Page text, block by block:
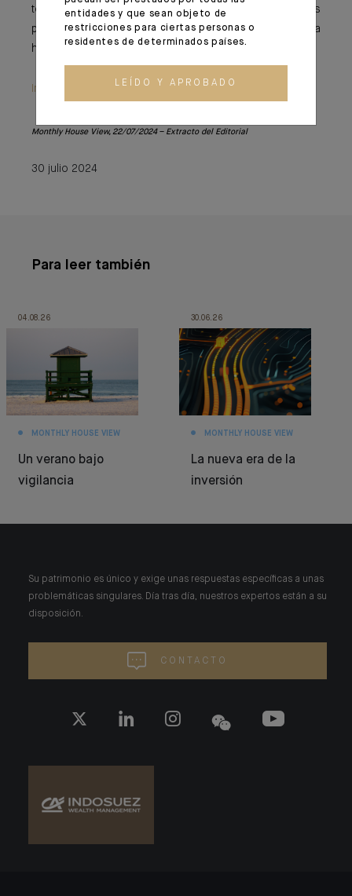
tendencia será a partir de ahora la mayor de las
preocupaciones de la Fed si quiere mantener la
hipótesis actual de un aterrizaje suave.
Information importante
Monthly House View, 22/07/2024 – Extracto del Editorial
30 julio 2024
Para leer también
04.08.26
MONTHLY HOUSE VIEW
Un verano bajo
vigilancia
30.06.26
MONTHLY HOUSE VIEW
La nueva era de la
inversión
Su patrimonio es único y exige unas respuestas específicas a unas
problemáticas singulares. Día tras día, nuestros expertos están a su
disposición.
CONTACTO
entidades y que sean objeto de
restricciones para ciertas personas o
residentes de determinados países.
LEÍDO Y APROBADO